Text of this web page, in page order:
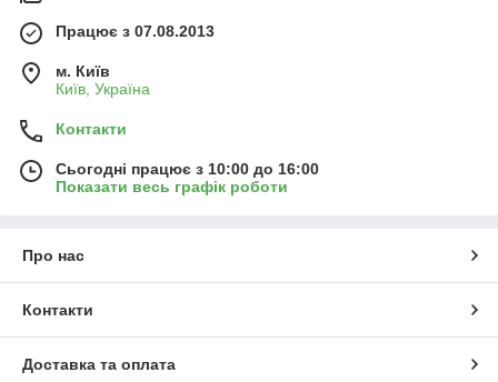
Працює з 07.08.2013
м. Київ
Київ, Україна
Контакти
Сьогодні працює з 10:00 до 16:00
Показати весь графік роботи
Про нас
Контакти
Доставка та оплата